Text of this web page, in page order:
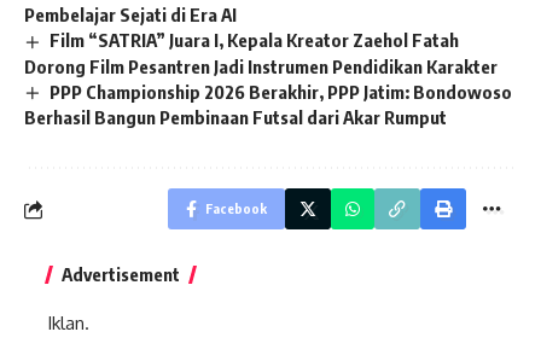
Pembelajar Sejati di Era AI
Film “SATRIA” Juara I, Kepala Kreator Zaehol Fatah
Dorong Film Pesantren Jadi Instrumen Pendidikan Karakter
PPP Championship 2026 Berakhir, PPP Jatim: Bondowoso
Berhasil Bangun Pembinaan Futsal dari Akar Rumput
Facebook
Advertisement
Iklan.